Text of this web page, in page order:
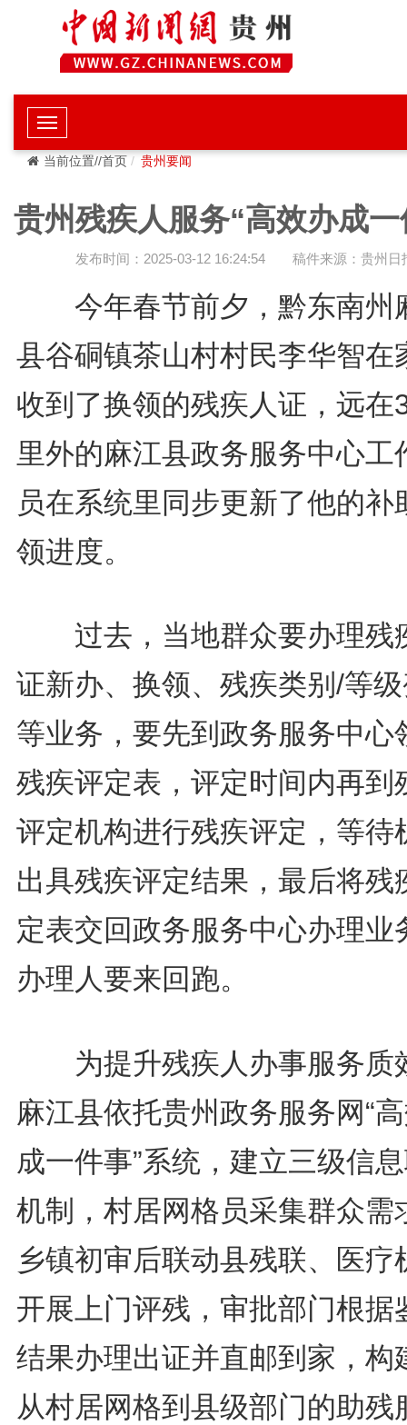
当前位置//首页 贵州要闻
贵州残疾人服务“高效办成一
发布时间：2025-03-12 16:24:54 稿件来源：贵州日
今年春节前夕，黔东南州
县谷硐镇茶山村村民李华智在
收到了换领的残疾人证，远在
里外的麻江县政务服务中心工
员在系统里同步更新了他的补
领进度。
过去，当地群众要办理残
证新办、换领、残疾类别/等
等业务，要先到政务服务中心
残疾评定表，评定时间内再到
评定机构进行残疾评定，等待
出具残疾评定结果，最后将残
定表交回政务服务中心办理业
办理人要来回跑。
为提升残疾人办事服务质
麻江县依托贵州政务服务网“
成一件事”系统，建立三级信
机制，村居网格员采集群众需
乡镇初审后联动县残联、医疗
开展上门评残，审批部门根据
结果办理出证并直邮到家，构
从村居网格到县级部门的助残